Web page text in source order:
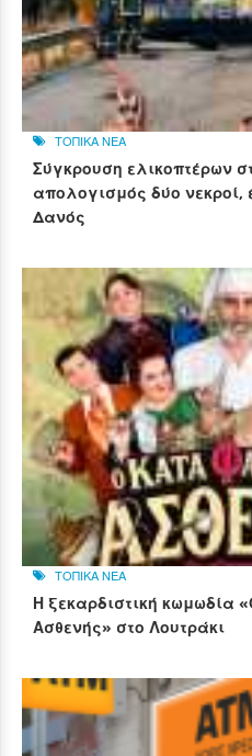
ΤΟΠΙΚΑ ΝΕΑ
Σύγκρουση ελικοπτέρων
απολογισμός δύο
Δανός
ΤΟΠΙΚΑ ΝΕΑ
Η ξεκαρδιστική κωμωδία
Ασθενής» στο Λουτράκι